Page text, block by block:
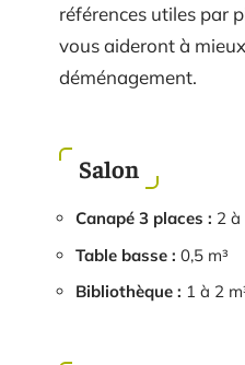
références utiles par
vous aideront à
déménagement.
Salon
Canapé 3 places : 2 à
Table basse : 0,5 m³
Bibliothèque : 1 à 2